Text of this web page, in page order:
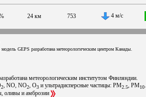
24 км 753 4 м/с
GEPS разработана метеорологическим центром Канады.
метеорологическим институтом Финляндии.
2 , NO, NO2 , O3 и ультрадисперсные частицы: PM2.5 , PM10
оливы и амброзии